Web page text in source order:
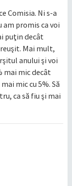
Comisia. Ni s-a
am promis ca voi
puţin decât
Mai mult,
anului şi voi
mai mic decât
mic cu 5%. Să
ca să fiu şi mai